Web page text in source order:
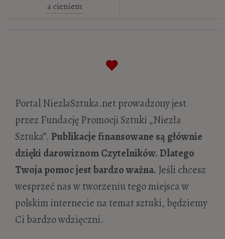
a cieniem
Portal NiezlaSztuka.net prowadzony jest
przez Fundację Promocji Sztuki „Niezła
Sztuka”.Publikacje finansowane są głównie
dzięki darowiznom Czytelników. Dlatego
Twoja pomoc jest bardzo ważna. Jeśli chcesz
wesprzeć nas w tworzeniu tego miejsca w
polskim internecie na temat sztuki, będziemy
Ci bardzo wdzięczni.